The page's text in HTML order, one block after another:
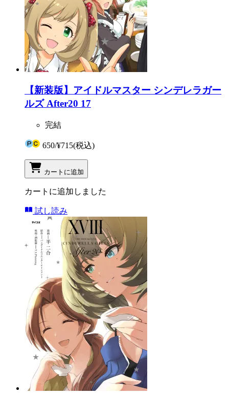
【新装版】アイドルマスター シンデレラガー
ルズ After20 17
完結
650/¥715(税込)
カートに追加
カートに追加しました
試し読み